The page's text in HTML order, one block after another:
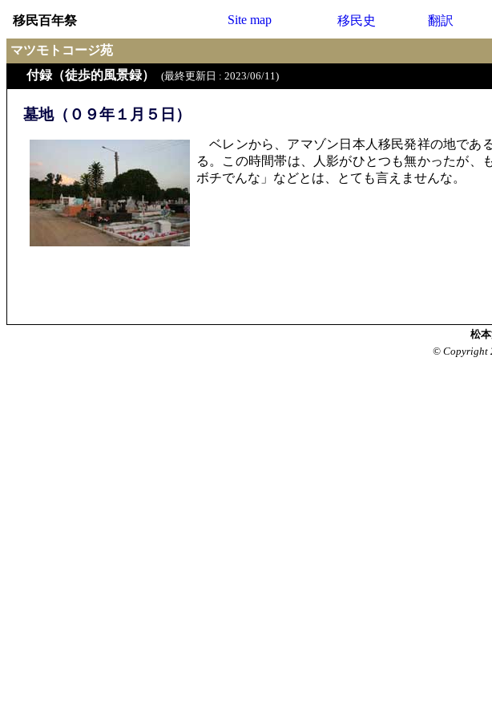
移民百年祭 Site map 移民史 翻訳
マツモトコージ苑
付録（徒歩的風景録）
(最終更新日 : 2023/06/11)
墓地（０９年１月５日）
ベレンから、アマゾン日本人移民発祥の地であ
る。この時間帯は、人影がひとつも無かったが、
ボチでんな」などとは、とても言えませんな。
松
© Copyright